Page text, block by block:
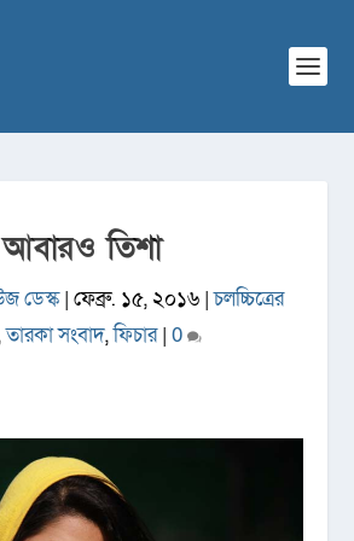
আবারও তিশা
ডেস্ক| ফেব্রু. ১৫, ২০১৬ |চলচ্চিত্রের
তারকা সংবাদ,ফিচার| 0